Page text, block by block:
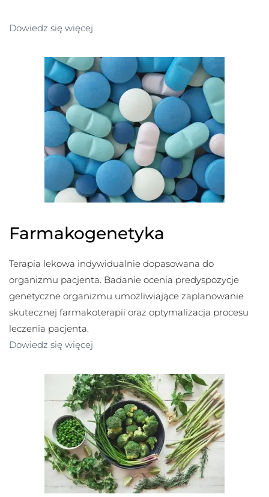
Dowiedz się więcej
Farmakogenetyka
Terapia lekowa indywidualnie dopasowana do
organizmu pacjenta. Badanie ocenia predyspozycje
genetyczne organizmu umożliwiające zaplanowanie
skutecznej farmakoterapii oraz optymalizacja procesu
leczenia pacjenta.
Dowiedz się więcej